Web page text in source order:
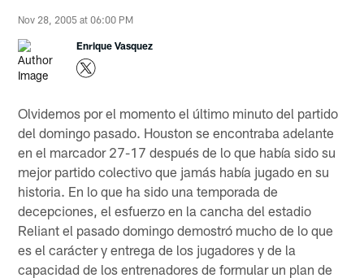
Nov 28, 2005 at 06:00 PM
Enrique Vasquez
Olvidemos por el momento el último minuto del partido
del domingo pasado. Houston se encontraba adelante
en el marcador 27-17 después de lo que había sido su
mejor partido colectivo que jamás había jugado en su
historia. En lo que ha sido una temporada de
decepciones, el esfuerzo en la cancha del estadio
Reliant el pasado domingo demostró mucho de lo que
es el carácter y entrega de los jugadores y de la
capacidad de los entrenadores de formular un plan de